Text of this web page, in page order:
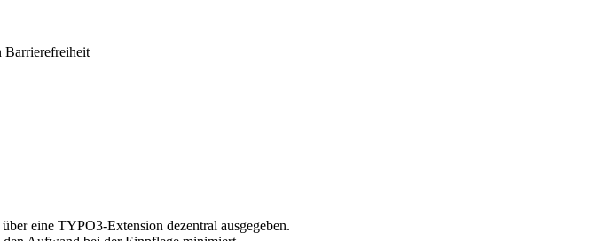
Barrierefreiheit
eine TYPO3-Extension dezentral ausgegeben.